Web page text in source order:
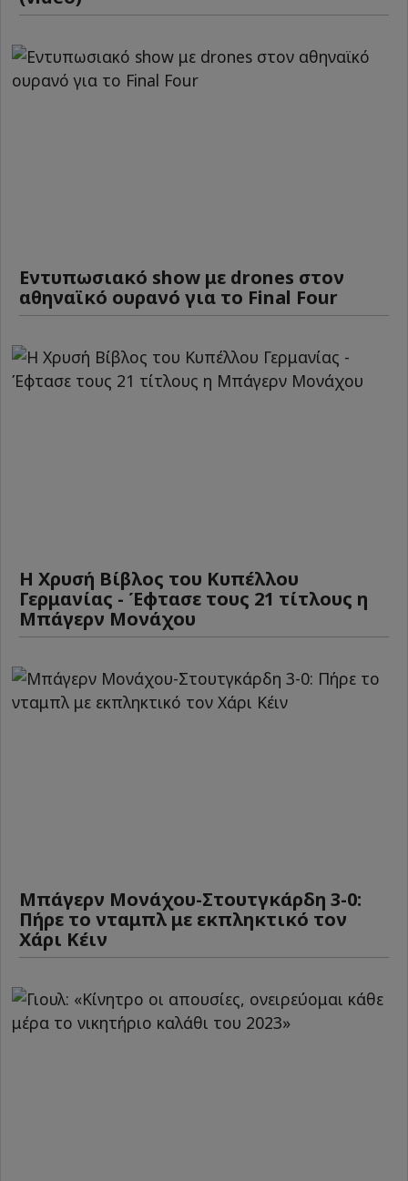
Εντυπωσιακό show με drones στον
αθηναϊκό ουρανό για το Final Four
Η Χρυσή Βίβλος του Κυπέλλου
Γερμανίας - Έφτασε τους 21 τίτλους η
Μπάγερν Μονάχου
Μπάγερν Μονάχου-Στουτγκάρδη 3-0:
Πήρε το νταμπλ με εκπληκτικό τον
Χάρι Κέιν